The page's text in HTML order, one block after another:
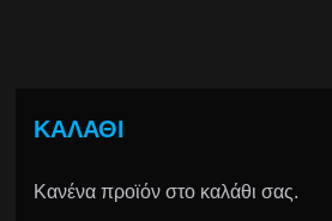
ΚΑΛΆΘΙ
Κανένα προϊόν στο καλάθι σας.